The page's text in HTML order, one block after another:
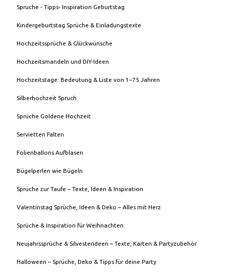
Spruche - Tipps- Inspiration Geburtstag
Kindergeburtstag Sprüche & Einladungstexte
Hochzeitssprüche & Glückwünsche
Hochzeitsmandeln und DIY-Ideen
Hochzeitstage: Bedeutung & Liste von 1–75 Jahren
Silberhochzeit Spruch
Sprüche Goldene Hochzeit
Servietten Falten
Folienballons Aufblasen
Bügelperlen wie Bügeln
Sprüche zur Taufe – Texte, Ideen & Inspiration
Valentinstag Sprüche, Ideen & Deko – Alles mit Herz
Sprüche & Inspiration für Weihnachten
Neujahrssprüche & Silvesterideen – Texte, Karten & Partyzubehör
Halloween – Sprüche, Deko & Tipps für deine Party